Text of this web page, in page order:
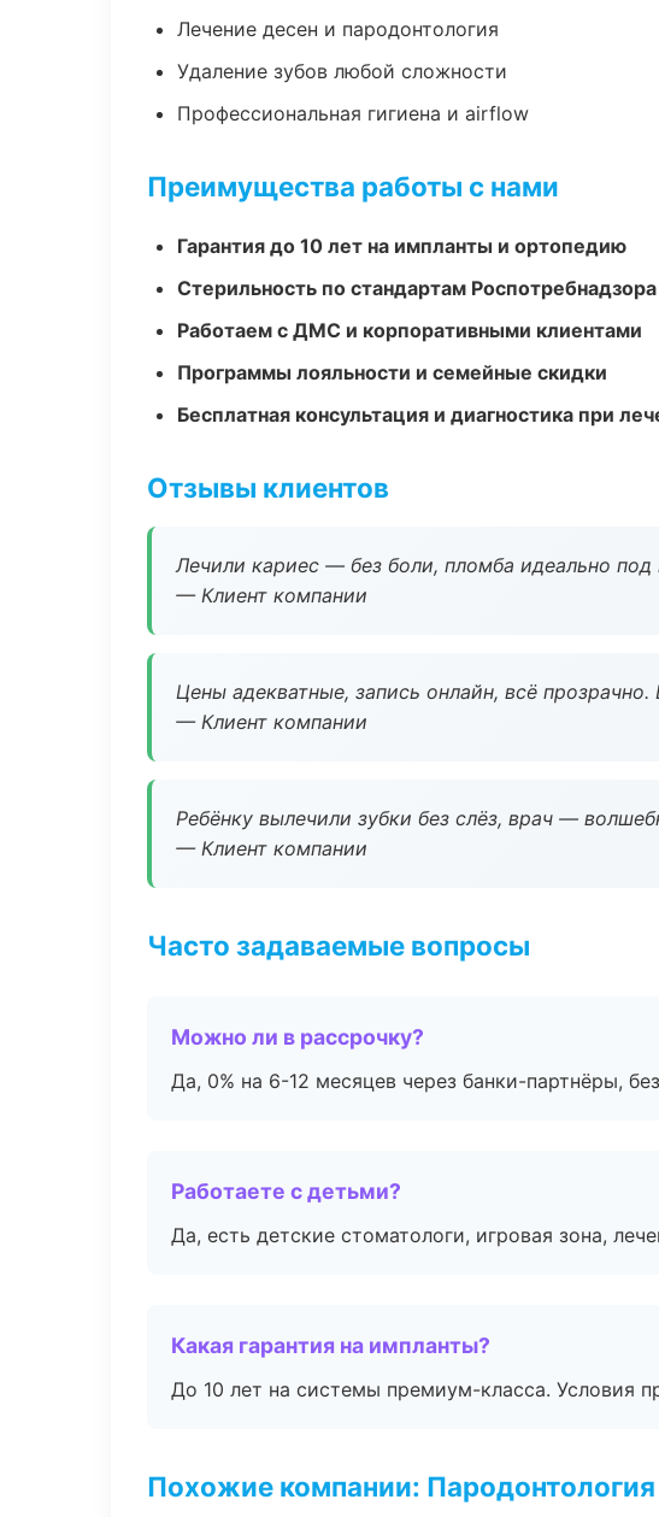
Лечение десен и пародонтология
Удаление зубов любой сложности
Профессиональная гигиена и airflow
Преимущества работы с нами
Гарантия до 10 лет на импланты и ортопедию
Стерильность по стандартам Роспотребнадзора
Работаем с ДМС и корпоративными клиентами
Программы лояльности и семейные скидки
Бесплатная консультация и диагностика при
Отзывы клиентов
Лечили кариес — без боли, пломба идеально под
— Клиент компании
Цены адекватные, запись онлайн, всё
— Клиент компании
Ребёнку вылечили зубки без слёз, врач —
— Клиент компании
Часто задаваемые вопросы
Можно ли в рассрочку?
Да, 0% на 6-12 месяцев через банки-партнёры,
Работаете с детьми?
Да, есть детские стоматологи, игровая зона,
Какая гарантия на импланты?
До 10 лет на системы премиум-класса. Условия
Похожие компании: Пародонтология